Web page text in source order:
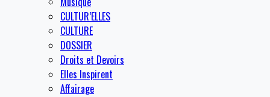
CULTUR’ELLES
CULTURE
DOSSIER
Droits et Devoirs
Elles Inspirent
Affairage